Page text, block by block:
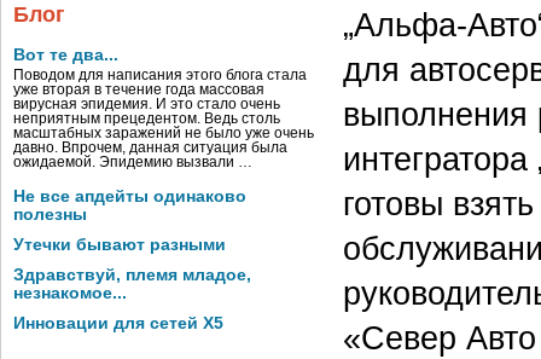
Блог
Вот те два...
Поводом для написания этого блога стала
уже вторая в течение года массовая
вирусная эпидемия. И это стало очень
неприятным прецедентом. Ведь столь
масштабных заражений не было уже очень
давно. Впрочем, данная ситуация была
ожидаемой. Эпидемию вызвали …
Не все апдейты одинаково
полезны
Утечки бывают разными
Здравствуй, племя младое,
незнакомое...
Инновации для сетей X5
„Альфа-
для
выполнения
готовы
«Север